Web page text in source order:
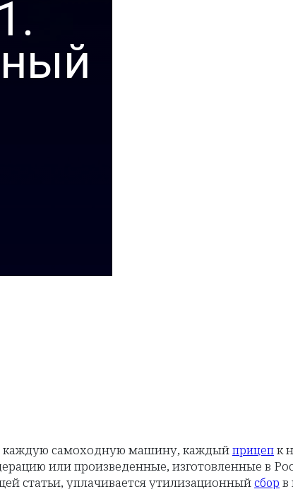
каждую самоходную машину, каждый прицеп к
или произведенные, изготовленные в
статьи, уплачивается утилизационный сбор в